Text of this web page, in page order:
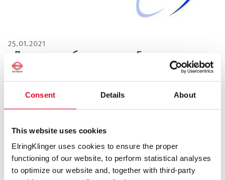
Consent Details About
This website uses cookies
ElringKlinger uses cookies to ensure the proper
functioning of our website, to perform statistical analyses
to optimize our website and, together with third-party
25.01.2021
«Лучшие работодатели Германии
2021»: компания ElringKlinger
признана лучшей среди поставщиков
работодателей Германии и лидирует среди поставщиков
Далее